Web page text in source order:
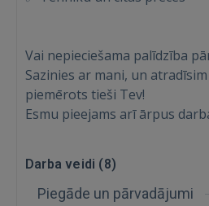
Ienākt
IENĀKT
Vai nepieciešama palīdzība
Sazinies ar mani, un
piemērots tieši Tev!
Esmu pieejams arī ārpus
Darba veidi (8)
Piegāde un pārvadājumi